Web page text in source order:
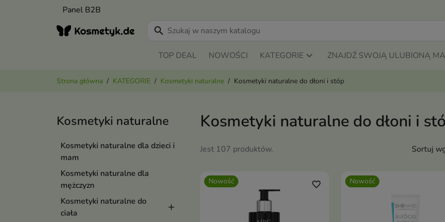
Panel B2B
search
TOP DEAL NOWOŚCI KATEGORIE ZNAJDŹ SWOJĄ ULUBIONĄ
Strona główna KATEGORIE Kosmetyki naturalne Kosmetyki naturalne do dłoni i stóp
Kosmetyki naturalne
Kosmetyki naturalne dla dzieci i
mam
Kosmetyki naturalne dla
mężczyzn
Kosmetyki naturalne do
ciała
Kosmetyki naturalne do dłoni i
Jest 107 produktów. Sortuj
Nowość favorite_border Nowość